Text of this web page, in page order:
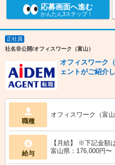
応募画面へ進む
かんたん3ステップ！
正社員
社名非公開/オフィスワーク（富山）
オフィスワーク
ェントがご紹介
職種
オフィスワーク（富山
給与
【月給】 ※下記金額
富山県：176,000円〜